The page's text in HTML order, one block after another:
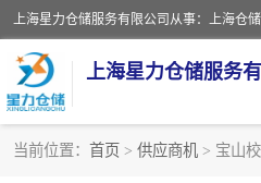
上海星力仓储服务
当前位置： 首页 > 供应商机 > 宝山